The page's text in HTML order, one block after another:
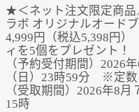
★＜ネット注文限定商品
ラボ オリジナルオード
4,999円（税込5,398円
ィを5個をプレゼント！
（予約受付期間）2026
（日）23時59分 ※定数
（受取期間）2026年8月
15時